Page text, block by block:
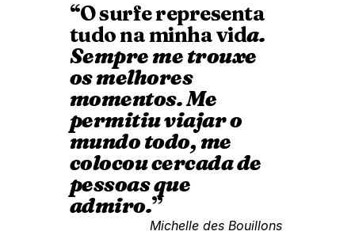
“O surfe representa
tudo na minha vida.
Sempre me trouxe
os melhores
momentos. Me
permitiu viajar o
mundo todo, me
colocou cercada de
pessoas que
admiro.”
Michelle des Bouillons